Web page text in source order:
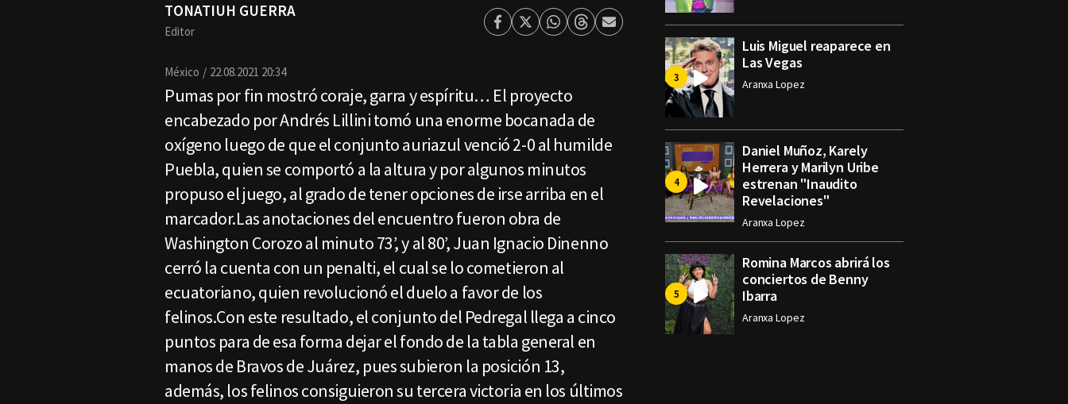
TONATIUH GUERRA
Editor Facebook
TwitterWhatsapp
ThreadsEnviar
México 22.08.2021 20:34
Pumas por fin mostró coraje, garra y espíritu… El proyecto
encabezado por Andrés Lillini tomó una enorme bocanada de
oxígeno luego de que el conjunto auriazul venció 2-0 al humilde
Puebla, quien se comportó a la altura y por algunos minutos
propuso el juego, al grado de tener opciones de irse arriba en el
marcador.Las anotaciones del encuentro fueron obra de
Washington Corozo al minuto 73’, y al 80’, Juan Ignacio Dinenno
cerró la cuenta con un penalti, el cual se lo cometieron al
ecuatoriano, quien revolucionó el duelo a favor de los
felinos.Con este resultado, el conjunto del Pedregal llega a cinco
puntos para de esa forma dejar el fondo de la tabla general en
manos de Bravos de Juárez, pues subieron la posición 13,
además, los felinos consiguieron su tercera victoria en los últimos
Luis Miguel reaparece en
Las Vegas
Aranxa Lopez
Daniel Muñoz, Karely
Herrera y Marilyn Uribe
estrenan "Inaudito
Revelaciones"
Aranxa Lopez
Romina Marcos abrirá los
conciertos de Benny
Ibarra
Aranxa Lopez